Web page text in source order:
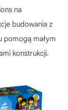
na
budowania z
pomogą małym
konstrukcji.